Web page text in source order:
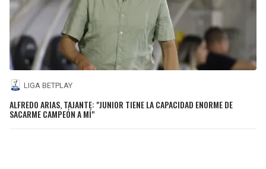
LIGA BETPLAY
ALFREDO ARIAS, TAJANTE: "JUNIOR TIENE LA CAPACIDAD ENORME DE
SACARME CAMPEÓN A MÍ"